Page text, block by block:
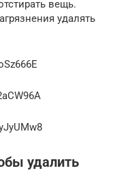
вещь.
удалять
удалить